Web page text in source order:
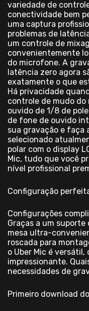
variedade de
conectividade bem
uma captura
problemas de
um controle de
convenientemente
do microfone. A
latência zero agora
exatamente o que
Há privacidade
controle de mudo
ouvido de 1/8 de
de fone de ouvido
sua gravação e faça
selecionado
polar com o display
Mic, tudo que você
nível profissional
Configuração
Configurações
Graças a um
mesa ultra-
roscada para
o Uber Mic é
impressionante.
necessidades de
Primeiro download